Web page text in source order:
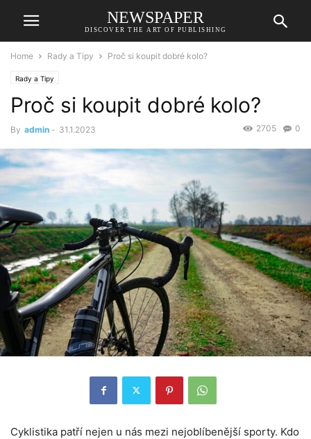
NEWSPAPER
DISCOVER THE ART OF PUBLISHING
Home Rady a Tipy Proč si koupit dobré kolo?
Rady a Tipy
Proč si koupit dobré kolo?
By admin - 31.1.2023 0
2705
Cyklistika patří nejen u nás mezi nejoblíbenější sporty. Kdo